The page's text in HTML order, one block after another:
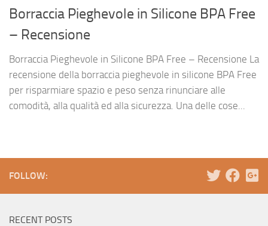
Borraccia Pieghevole in Silicone BPA Free
– Recensione
Borraccia Pieghevole in Silicone BPA Free – Recensione La
recensione della borraccia pieghevole in silicone BPA Free
per risparmiare spazio e peso senza rinunciare alle
comodità, alla qualità ed alla sicurezza. Una delle cose...
FOLLOW:
RECENT POSTS